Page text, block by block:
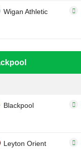
Wigan Athletic
Blackpool
Leyton Orient